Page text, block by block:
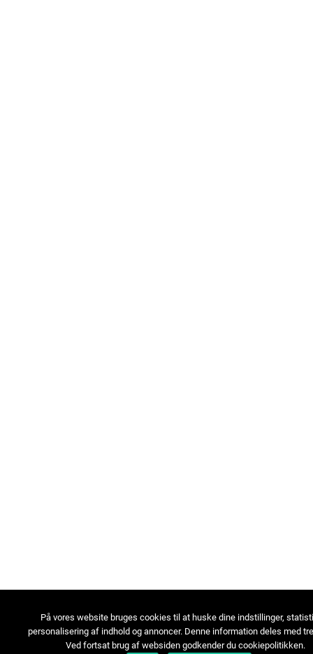
På vores website bruges cookies til at huske dine indstillinger,
personalisering af indhold og annoncer. Denne information deles med
Ved fortsat brug af websiden godkender du cookiepolitikken.